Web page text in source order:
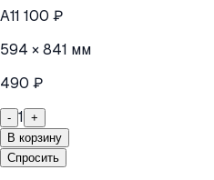
A11 100 ₽
594 × 841 мм
490 ₽
- 1 +
В корзину
Спросить